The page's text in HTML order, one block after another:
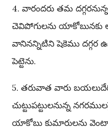
4. వారందరు తమ
చెవిపోగులను యాకోబునకు
వానినన్నిటిని షెకెము దగ్గర
పెట్టెను.
5. తరువాత వారు
చుట్టుపట్టులనున్న
యాకోబు కుమారులను